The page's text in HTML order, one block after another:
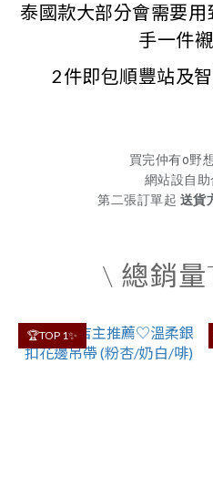
泰國款大部分會需要
手一件
2件即包順豐站及
買完仲有o野
網站設自
第二張訂單起 送貨
\ 總銷
🏆TOP 1✨